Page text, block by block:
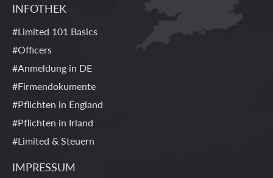
INFOTHEK
#Limited 101 Basics
#Officers
#Anmeldung in DE
#Firmendokumente
#Pflichten in England
#Pflichten in Irland
#Limited & Steuern
IMPRESSUM